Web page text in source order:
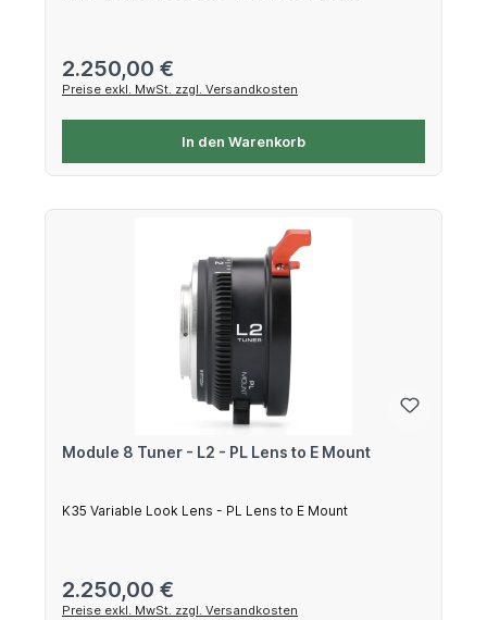
Regulärer Preis:
2.250,00 €
Preise exkl. MwSt. zzgl. Versandkosten
In den Warenkorb
Module 8 Tuner - L2 - PL Lens to E Mount
K35 Variable Look Lens - PL Lens to E Mount
Regulärer Preis:
2.250,00 €
Preise exkl. MwSt. zzgl. Versandkosten